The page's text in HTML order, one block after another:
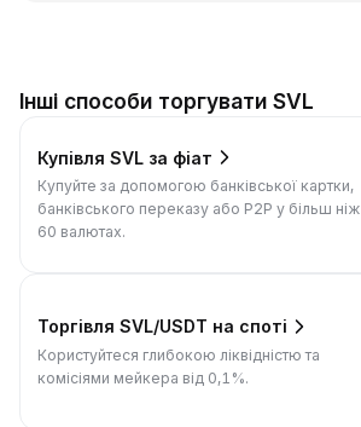
Інші способи торгувати SVL
Купівля SVL за фіат
Купуйте за допомогою банківської картки,
банківського переказу або P2P у більш ніж
60 валютах.
Торгівля SVL/USDT на споті
Користуйтеся глибокою ліквідністю та
комісіями мейкера від 0,1%.